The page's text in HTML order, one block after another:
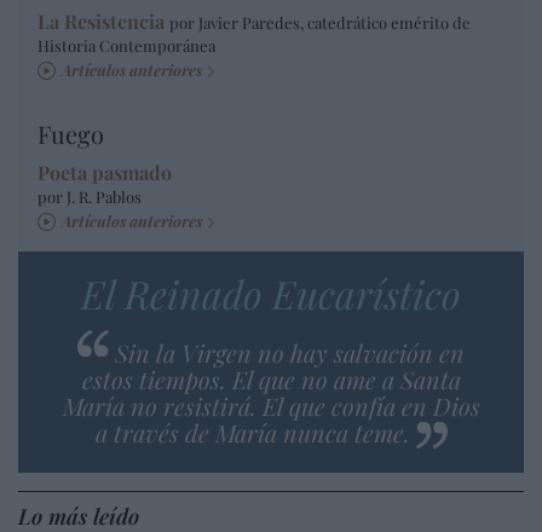
La Resistencia por Javier Paredes, catedrático emérito de
Historia Contemporánea
Artículos anteriores
Fuego
Poeta pasmado
por J. R. Pablos
Artículos anteriores
El Reinado Eucarístico
Sin la Virgen no hay salvación en
estos tiempos. El que no ame a Santa
María no resistirá. El que confía en Dios
a través de María nunca teme.
Lo más leído